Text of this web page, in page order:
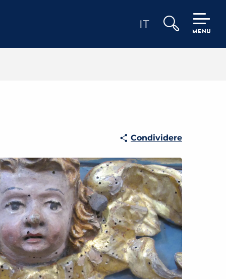
IT
MENU
Condividere